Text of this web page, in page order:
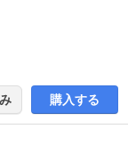
購入する